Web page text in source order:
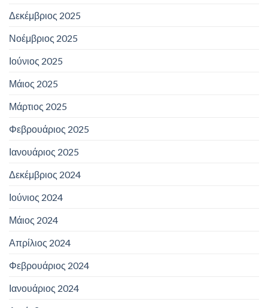
Δεκέμβριος 2025
Νοέμβριος 2025
Ιούνιος 2025
Μάιος 2025
Μάρτιος 2025
Φεβρουάριος 2025
Ιανουάριος 2025
Δεκέμβριος 2024
Ιούνιος 2024
Μάιος 2024
Απρίλιος 2024
Φεβρουάριος 2024
Ιανουάριος 2024